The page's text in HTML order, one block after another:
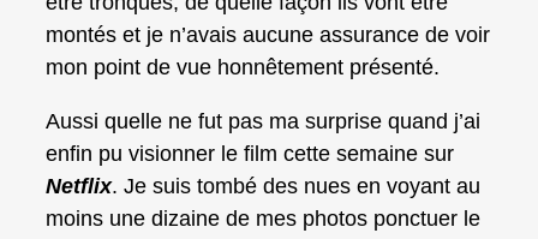
montés et je n’avais aucune assurance de voir
mon point de vue honnêtement présenté.
Aussi quelle ne fut pas ma surprise quand j’ai
enfin pu visionner le film cette semaine sur
Netflix. Je suis tombé des nues en voyant au
moins une dizaine de mes photos ponctuer le